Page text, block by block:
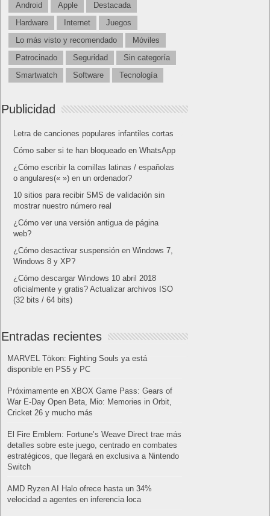
Android Apple
Destacada
Hardware
Internet
Juegos
Lo más visto y recomendado
Móviles
Patrocinado
Seguridad
Sin categoría
Smartwatch
Software Tecnología
Publicidad
Letra de canciones populares infantiles cortas
Cómo saber si te han bloqueado en WhatsApp
¿Cómo escribir la comillas latinas / españolas
o angulares(« ») en un ordenador?
10 sitios para recibir SMS de validación sin
mostrar nuestro número real
¿Cómo ver una versión antigua de página
web?
¿Cómo desactivar suspensión en Windows 7,
Windows 8 y XP?
¿Cómo descargar Windows 10 abril 2018
oficialmente y gratis? Actualizar archivos ISO
(32 bits / 64 bits)
Entradas recientes
MARVEL Tōkon: Fighting Souls ya está
disponible en PS5 y PC
Próximamente en XBOX Game Pass: Gears of
War E-Day Open Beta, Mio: Memories in Orbit,
Cricket 26 y mucho más
El Fire Emblem: Fortune’s Weave Direct trae más
detalles sobre este juego, centrado en combates
estratégicos, que llegará en exclusiva a Nintendo
Switch
AMD Ryzen AI Halo ofrece hasta un 34%
velocidad a agentes en inferencia loca